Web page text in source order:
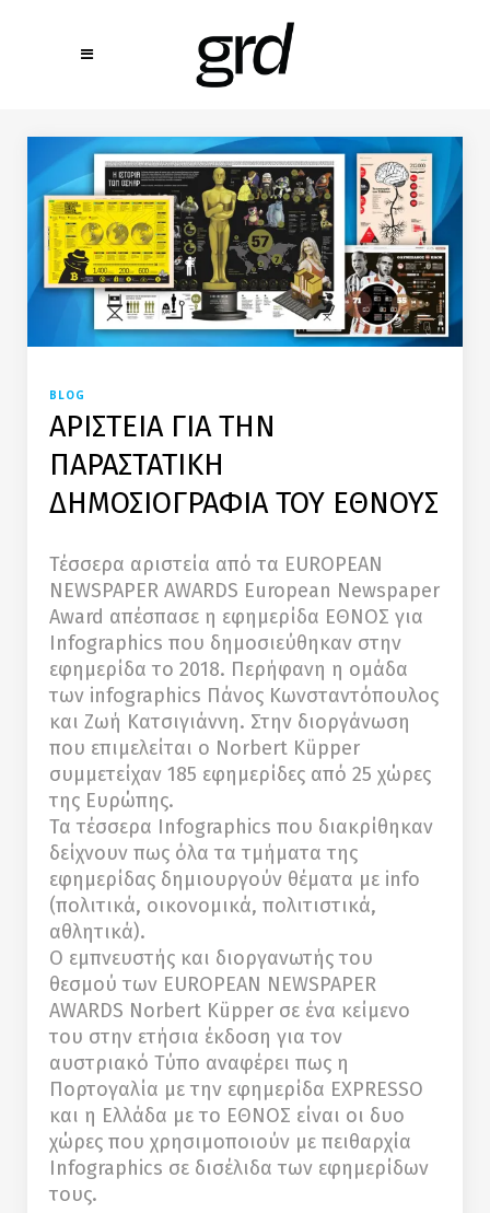
BLOG
ΑΡΙΣΤΕΙΑ ΓΙΑ ΤΗΝ
ΠΑΡΑΣΤΑΤΙΚΗ
ΔΗΜΟΣΙΟΓΡΑΦΙΑ ΤΟΥ ΕΘΝΟΥΣ
Τέσσερα αριστεία από τα EUROPEAN
NEWSPAPER AWARDS European Newspaper
Award απέσπασε η εφημερίδα ΕΘΝΟΣ για
Infographics που δημοσιεύθηκαν στην
εφημερίδα το 2018. Περήφανη η ομάδα
των infographics Πάνος Κωνσταντόπουλος
και Ζωή Κατσιγιάννη. Στην διοργάνωση
που επιμελείται ο Norbert Küpper
συμμετείχαν 185 εφημερίδες από 25 χώρες
της Ευρώπης.
Τα τέσσερα Infographics που διακρίθηκαν
δείχνουν πως όλα τα τμήματα της
εφημερίδας δημιουργούν θέματα με info
(πολιτικά, οικονομικά, πολιτιστικά,
αθλητικά).
Ο εμπνευστής και διοργανωτής του
θεσμού των EUROPEAN NEWSPAPER
AWARDS Norbert Küpper σε ένα κείμενο
του στην ετήσια έκδοση για τον
αυστριακό Τύπο αναφέρει πως η
Πορτογαλία με την εφημερίδα EXPRESSO
και η Ελλάδα με το ΕΘΝΟΣ είναι οι δυο
χώρες που χρησιμοποιούν με πειθαρχία
Infographics σε δισέλιδα των εφημερίδων
τους.